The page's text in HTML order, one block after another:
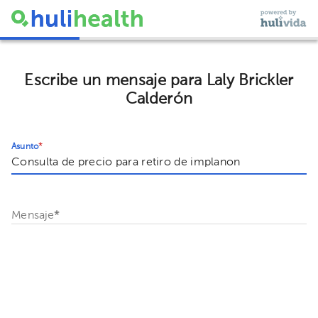
Escribe un mensaje para Laly Brickler
Calderón
Asunto*
Mensaje*